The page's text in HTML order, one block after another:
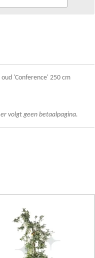
'Conference' 250 cm
volgt geen betaalpagina.